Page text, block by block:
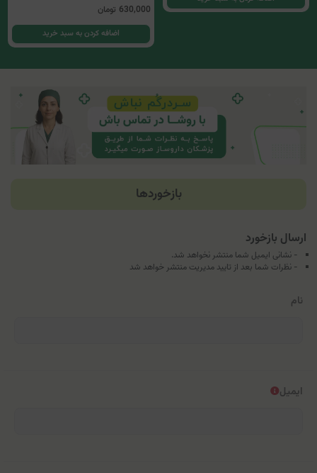
997,500 تومان 630,000 تومان
اضافه کردن به سبد خرید
بازخوردها
ارسال بازخورد
- نشانی ایمیل شما منتشر نخواهد شد.
- نظرات شما بعد از تایید مدیریت منتشر خواهد شد
نام
ایمیل